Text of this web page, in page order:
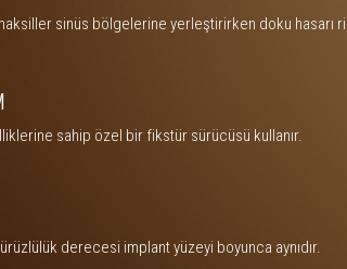
sinüs bölgelerine yerleştirirken doku hasarı
sahip özel bir fikstür sürücüsü kullanır.
derecesi implant yüzeyi boyunca aynıdır.